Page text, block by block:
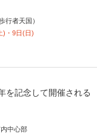
行者天国）
)・9日(日)
を記念して開催される
中心部